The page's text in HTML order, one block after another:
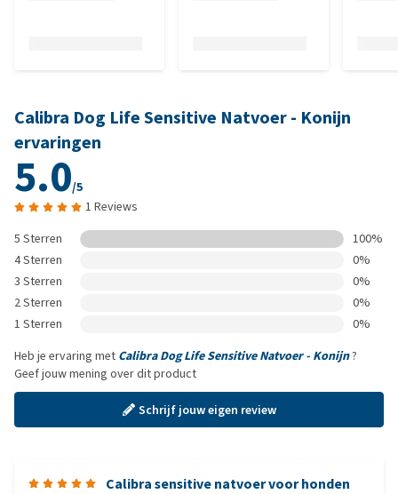
Calibra Dog Life Sensitive Natvoer - Konijn
ervaringen
5.0/5
1 Reviews
5 Sterren
100%
4 Sterren
0%
3 Sterren
0%
2 Sterren
0%
1 Sterren
0%
Heb je ervaring met Calibra Dog Life Sensitive Natvoer - Konijn?
Geef jouw mening over dit product
Schrijf jouw eigen review
Calibra sensitive natvoer voor honden